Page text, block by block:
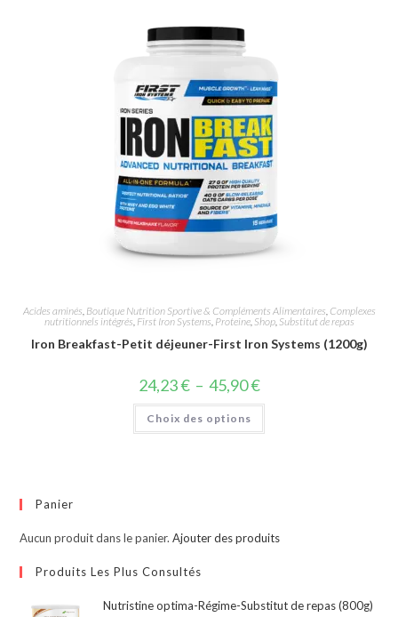
Acides aminés, Boutique Nutrition Sportive & Compléments Alimentaires, Complexes
nutritionnels intégrés, First Iron Systems, Proteine, Shop, Substitut de repas
Iron Breakfast-Petit déjeuner-First Iron Systems (1200g)
24,23€ – 45,90€
Choix des options
Panier
Aucun produit dans le panier.Ajouter des produits
Produits Les Plus Consultés
Nutristine optima-Régime-Substitut de repas (800g)